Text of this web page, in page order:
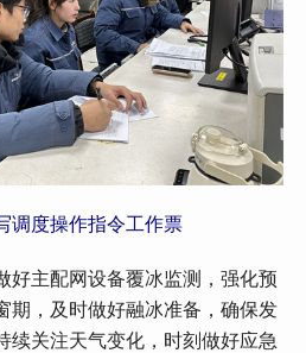
调度操作指令工作票
主配网设备覆冰监测，强化预
期，及时做好融冰准备，确保发
续关注天气变化，时刻做好应急